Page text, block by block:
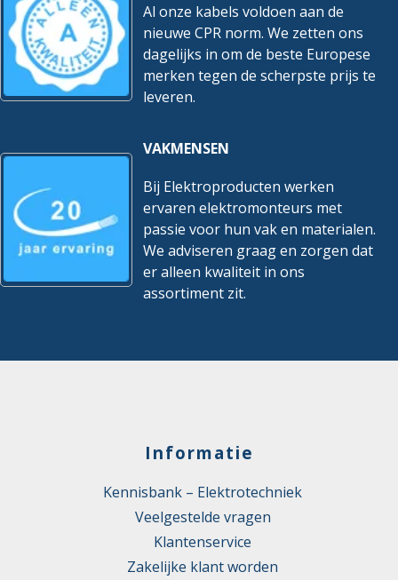
Al onze kabels voldoen aan de
nieuwe CPR norm. We zetten ons
dagelijks in om de beste Europese
merken tegen de scherpste prijs te
leveren.
VAKMENSEN
Bij Elektroproducten werken
ervaren elektromonteurs met
passie voor hun vak en materialen.
We adviseren graag en zorgen dat
er alleen kwaliteit in ons
assortiment zit.
Informatie
Kennisbank – Elektrotechniek
Veelgestelde vragen
Klantenservice
Zakelijke klant worden